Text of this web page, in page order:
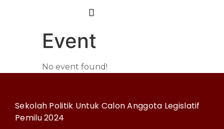
Event
No event found!
Sekolah Politik Untuk Calon Anggota Legislatif
Pemilu 2024